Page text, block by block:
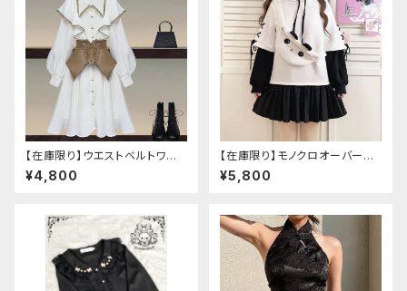
【在庫限り】ウエストベルトワン
ピースセットアップ（Mサイズ
¥4,800
【在庫限り】モノクロオーバーサ
イズパンダパーカー
¥5,800